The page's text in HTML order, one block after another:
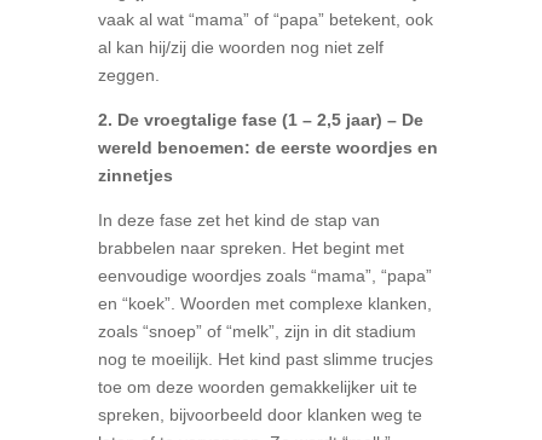
vaak al wat “mama” of “papa” betekent, ook
al kan hij/zij die woorden nog niet zelf
zeggen.
2. De vroegtalige fase (1 – 2,5 jaar) – De
wereld benoemen: de eerste woordjes en
zinnetjes
In deze fase zet het kind de stap van
brabbelen naar spreken. Het begint met
eenvoudige woordjes zoals “mama”, “papa”
en “koek”. Woorden met complexe klanken,
zoals “snoep” of “melk”, zijn in dit stadium
nog te moeilijk. Het kind past slimme trucjes
toe om deze woorden gemakkelijker uit te
spreken, bijvoorbeeld door klanken weg te